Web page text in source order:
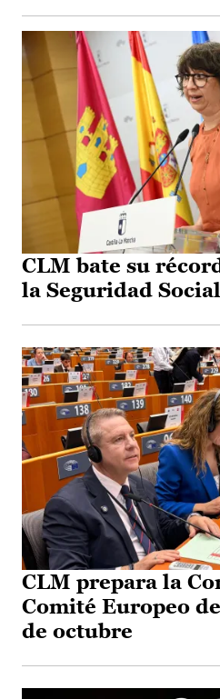
CLM bate su
la Seguridad Social
CLM prepara la
Comité Europeo
de octubre